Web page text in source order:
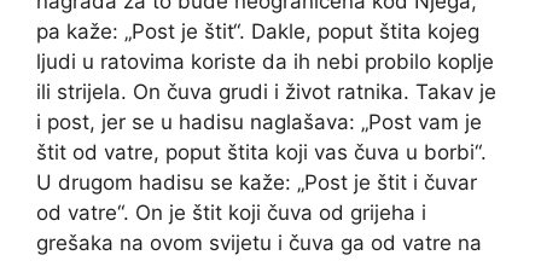
pa kaže: „Post je štit“. Dakle, poput štita kojeg
ljudi u ratovima koriste da ih nebi probilo koplje
ili strijela. On čuva grudi i život ratnika. Takav je
i post, jer se u hadisu naglašava: „Post vam je
štit od vatre, poput štita koji vas čuva u borbi“.
U drugom hadisu se kaže: „Post je štit i čuvar
od vatre“. On je štit koji čuva od grijeha i
grešaka na ovom svijetu i čuva ga od vatre na